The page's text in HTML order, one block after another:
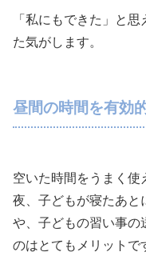
「私にもできた」と
た気がします。
昼間の時間を有効
空いた時間をうまく使
夜、子どもが寝たあと
や、子どもの習い事の
のはとてもメリットで